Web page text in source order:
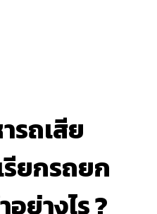
รถเสีย
ยกรถยก
ย่างไร ?